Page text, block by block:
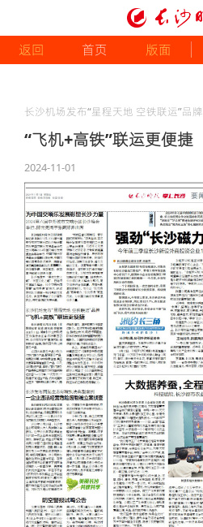
返回 首页 版面
长沙机场发布“星程天地 空铁联运”品牌
“飞机+高铁”联运更便捷
2024-11-01